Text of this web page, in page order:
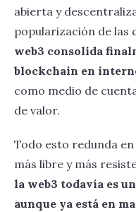
abierta y
popularización de las
web3 consolida
blockchain en
como medio de
de valor.
Todo esto redunda
más libre y más
la web3 todavía es
aunque ya está en